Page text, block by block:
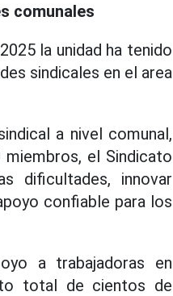
comunales
la unidad ha tenido
sindicales en el area
a nivel comunal,
el Sindicato
dificultades, innovar
confiable para los
a trabajadoras en
total de cientos de